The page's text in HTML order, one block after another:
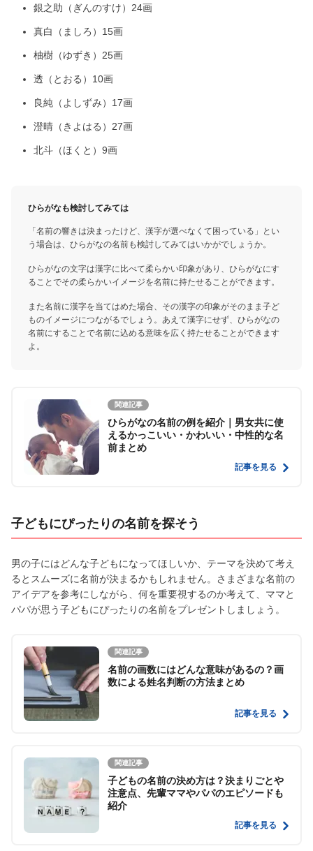
銀之助（ぎんのすけ）24画
真白（ましろ）15画
柚樹（ゆずき）25画
透（とおる）10画
良純（よしずみ）17画
澄晴（きよはる）27画
北斗（ほくと）9画
ひらがなも検討してみては
「名前の響きは決まったけど、漢字が選べなくて困っている」とい
う場合は、ひらがなの名前も検討してみてはいかがでしょうか。
ひらがなの文字は漢字に比べて柔らかい印象があり、ひらがなにす
ることでその柔らかいイメージを名前に持たせることができます。
また名前に漢字を当てはめた場合、その漢字の印象がそのまま子ど
ものイメージにつながるでしょう。あえて漢字にせず、ひらがなの
名前にすることで名前に込める意味を広く持たせることができます
よ。
関連記事
ひらがなの名前の例を紹介｜男女共に使
えるかっこいい・かわいい・中性的な名
前まとめ
記事を見る
子どもにぴったりの名前を探そう
男の子にはどんな子どもになってほしいか、テーマを決めて考え
るとスムーズに名前が決まるかもしれません。さまざまな名前の
アイデアを参考にしながら、何を重要視するのか考えて、ママと
パパが思う子どもにぴったりの名前をプレゼントしましょう。
関連記事
名前の画数にはどんな意味があるの？画
数による姓名判断の方法まとめ
記事を見る
関連記事
子どもの名前の決め方は？決まりごとや
注意点、先輩ママやパパのエピソードも
紹介
記事を見る